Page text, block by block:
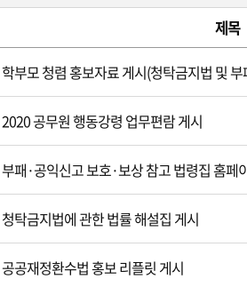
제목
학부모 청렴 홍보자료 게시(청탁금지법 및
2020 공무원 행동강령 업무편람 게시
부패·공익신고 보호·보상 참고 법령집 홈페
청탁금지법에 관한 법률 해설집 게시
공공재정환수법 홍보 리플릿 게시